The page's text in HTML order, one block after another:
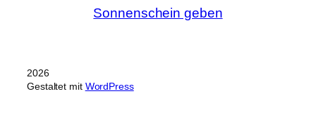
Sonnenschein geben
2026
Gestaltet mit WordPress